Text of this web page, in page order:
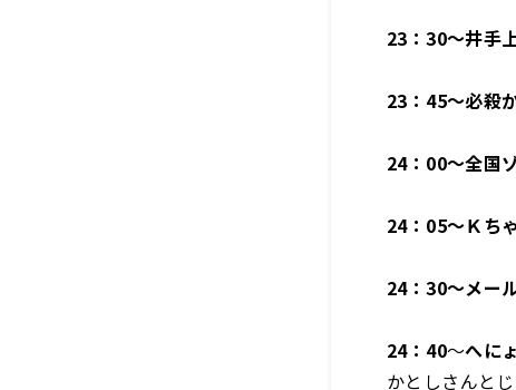
23：30～井手
23 ： 45～必殺
24： 00～全国
24： 05～Ｋち
24：30～メー
24：40～へに
かとしさんと